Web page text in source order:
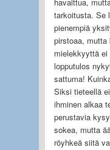
tarkoitusta. Se
pienempiä
pirstoaa, mutta
mielekkyyttä
lopputulos
sattuma!
Siksi tieteellä
ihminen alkaa
perustavia
sokea, mutta
röyhkeä siitä